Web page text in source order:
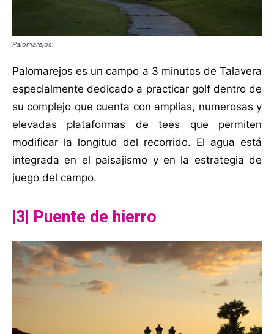
Palomarejos.
Palomarejos es un campo a 3 minutos de Talavera
especialmente dedicado a practicar golf dentro de
su complejo que cuenta con amplias, numerosas y
elevadas plataformas de tees que permiten
modificar la longitud del recorrido. El agua está
integrada en el paisajismo y en la estrategia de
juego del campo.
|3| Puente de hierro